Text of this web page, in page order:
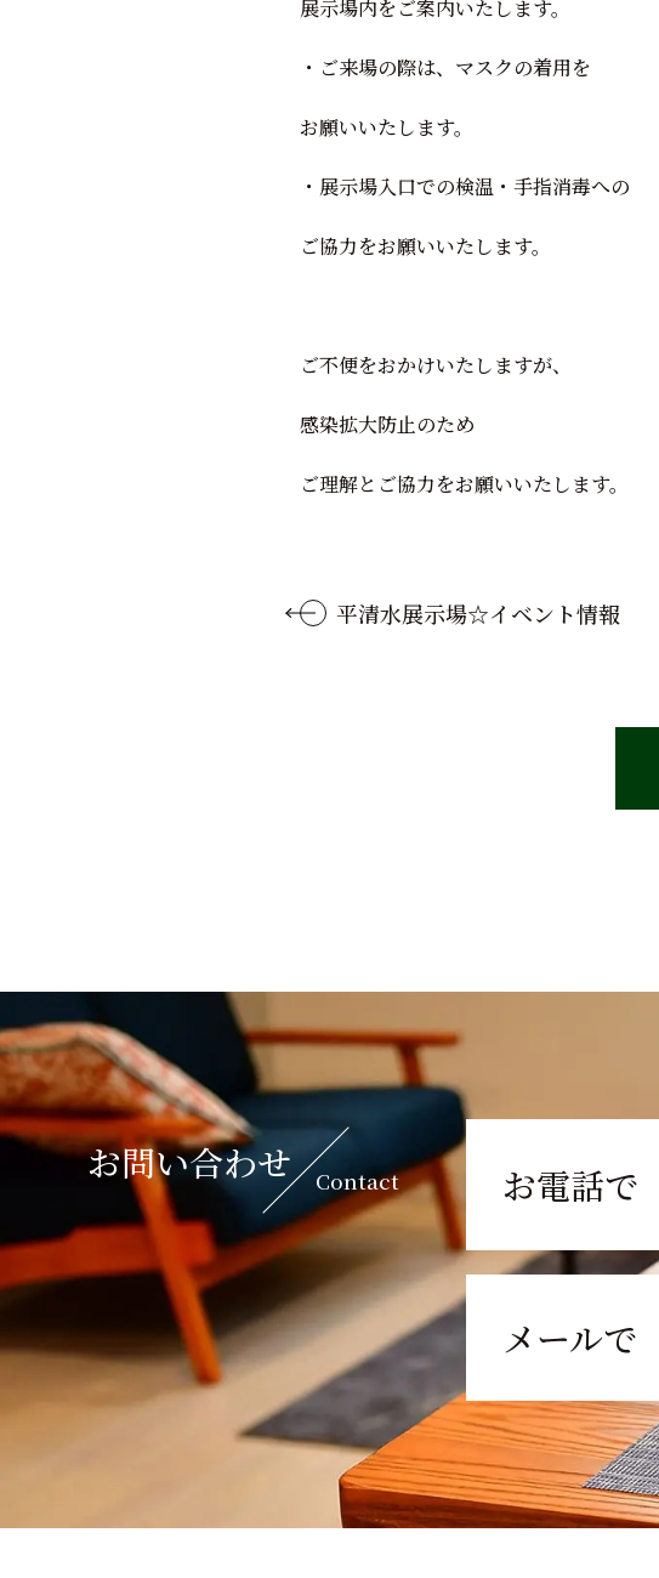
展示場内をご案内いたします。
・ご来場の際は、マスクの着用を
お願いいたします。
・展示場入口での検温・手指消毒への
ご協力をお願いいたします。
ご不便をおかけいたしますが、
感染拡大防止のため
ご理解とご協力をお願いいたします。
平清水展示場☆イベント情報
お問い合わせ Contact お電話で
メールで